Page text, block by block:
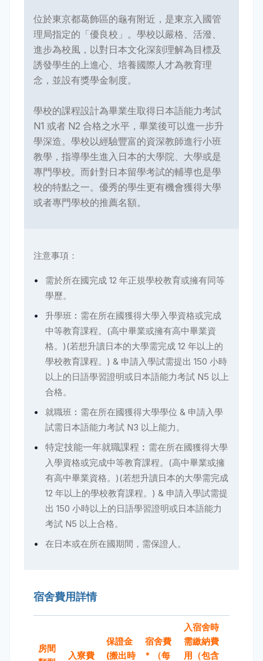
位於東京都葛飾區的龜有附近，是東京入國管
理局指定的「優良校」。學校以嚴格、活潑、
進步為校風，以對日本文化深刻理解為目標及
誘發學生的上進心、培養國際人才為教育理
念，並設有獎學金制度。
學校的課程設計為畢業生取得日本語能力考試
N1 或者 N2 合格之水平，畢業後可以進一步升
學深造。學校以經驗豐富的資深教師進行小班
教學，指導學生進入日本的大學院、大學或是
專門學校。而針對日本留學考試的輔導也是學
校的特點之一。優秀的學生更有機會獲得大學
或者專門學校的推薦名額。
注意事項：
需於所在國完成 12 年正規學校教育或擁有同等
學歷。
升學班︰需在所在國獲得大學入學資格或完成
中等教育課程。(高中畢業或擁有高中畢業資
格。)(若想升讀日本的大學需完成 12 年以上的
學校教育課程。) & 申請入學試需提出 150 小時
以上的日語學習證明或日本語能力考試 N5 以上
合格。
就職班︰需在所在國獲得大學學位 & 申請入學
試需日本語能力考試 N3 以上能力。
特定技能一年就職課程︰ 需在所在國獲得大學
入學資格或完成中等教育課程。(高中畢業或擁
有高中畢業資格。)(若想升讀日本的大學需完成
12 年以上的學校教育課程。) & 申請入學試需提
出 150 小時以上的日語學習證明或日本語能力
考試 N5 以上合格。
在日本或在所在國期間，需保證人。
宿舍費用詳情
房間
入寮費
保證金
(搬出時
宿舍費
* （每
入宿舍時
需繳納費
用（包含